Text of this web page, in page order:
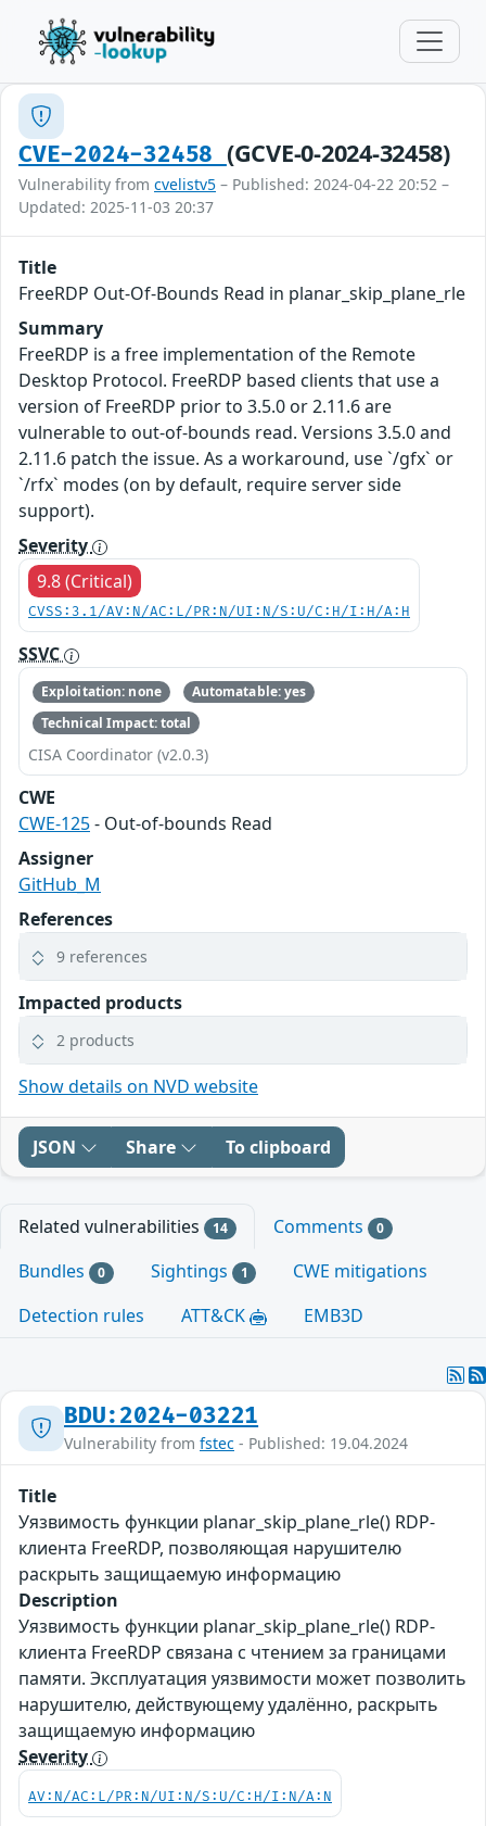
CVE-2024-32458 (GCVE-0-2024-32458)
Vulnerability from cvelistv5 – Published: 2024-04-22 20:52 –
Updated: 2025-11-03 20:37
Title
FreeRDP Out-Of-Bounds Read in planar_skip_plane_rle
Summary
FreeRDP is a free implementation of the Remote
Desktop Protocol. FreeRDP based clients that use a
version of FreeRDP prior to 3.5.0 or 2.11.6 are
vulnerable to out-of-bounds read. Versions 3.5.0 and
2.11.6 patch the issue. As a workaround, use `/gfx` or
`/rfx` modes (on by default, require server side
support).
Severity
9.8 (Critical)
CVSS:3.1/AV:N/AC:L/PR:N/UI:N/S:U/C:H/I:H/A:H
SSVC
Exploitation: none
Automatable: yes
Technical Impact: total
CISA Coordinator (v2.0.3)
CWE
CWE-125- Out-of-bounds Read
Assigner
GitHub_M
References
9 references
Impacted products
2 products
Show details on NVD website
JSON Share To clipboard
Related vulnerabilities 14 Comments 0
Bundles 0 Sightings 1
CWE mitigations
Detection rules
ATT&CK EMB3D
BDU:2024-03221
Vulnerability from fstec - Published: 19.04.2024
Title
Уязвимость функции planar_skip_plane_rle() RDP-
клиента FreeRDP, позволяющая нарушителю
раскрыть защищаемую информацию
Description
Уязвимость функции planar_skip_plane_rle() RDP-
клиента FreeRDP связана с чтением за границами
памяти. Эксплуатация уязвимости может позволить
нарушителю, действующему удалённо, раскрыть
защищаемую информацию
Severity
AV:N/AC:L/PR:N/UI:N/S:U/C:H/I:N/A:N